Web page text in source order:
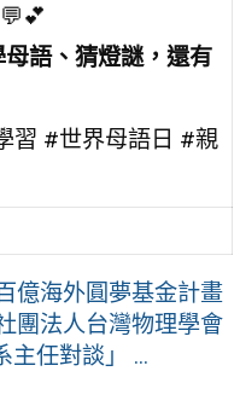
語、猜燈謎，還有
習 #世界母語日 #親
億海外圓夢基金計畫
團法人台灣物理學會
任對談」 ...